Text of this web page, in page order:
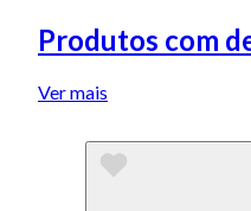
Produtos com
Ver mais